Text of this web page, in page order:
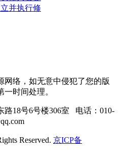
并执行修
网络，如无意中侵犯了您的版
时间处理。
路18号6号楼306室 电话：010-
Reserved. 京ICP备